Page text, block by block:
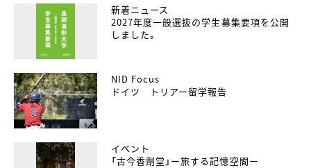
新着ニュース
2027年度一般選抜の学生募集要項を公開
しました。
NID Focus
ドイツ トリアー留学報告
イベント
「古今香劑堂」ー旅する記憶空間ー